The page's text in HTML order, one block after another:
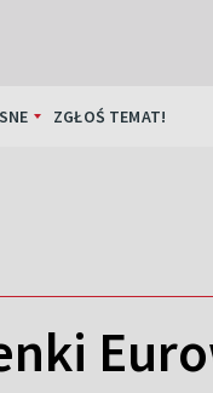
ZGŁOŚ TEMAT!